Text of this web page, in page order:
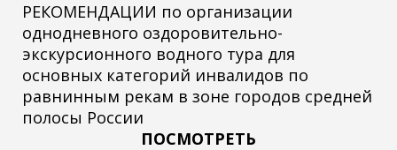
РЕКОМЕНДАЦИИ по организации
однодневного оздоровительно-
экскурсионного водного тура для
основных категорий инвалидов по
равнинным рекам в зоне городов средней
полосы России
ПОСМОТРЕТЬ